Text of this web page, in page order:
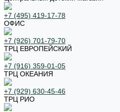
+7 (495) 419-17-78
ОФИС
+7 (926) 701-79-70
ТРЦ ЕВРОПЕЙСКИЙ
+7 (916) 359-01-05
ТРЦ ОКЕАНИЯ
+7 (929) 630-45-46
ТРЦ РИО